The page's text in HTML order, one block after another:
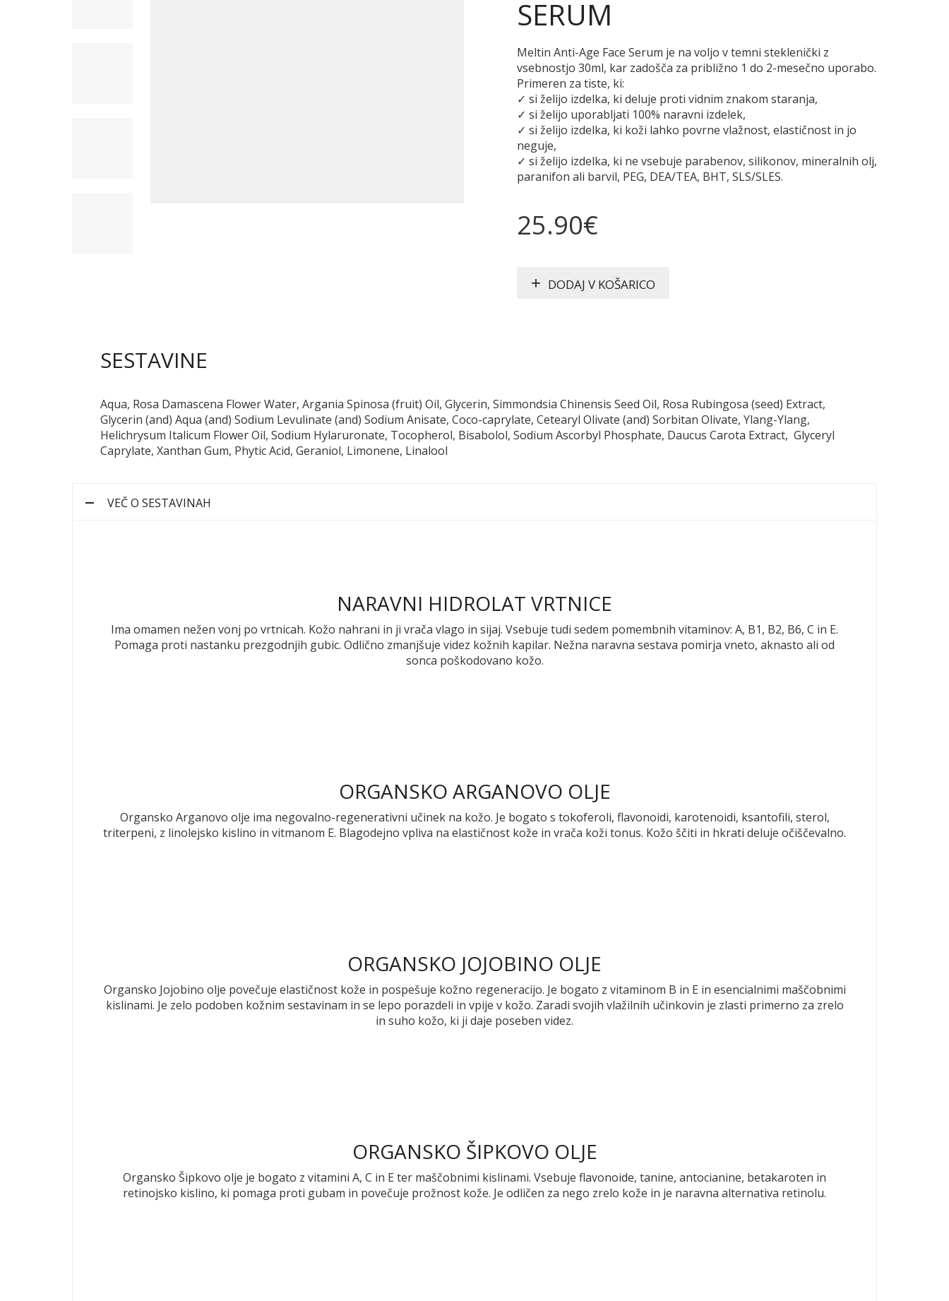
SERUM
Meltin Anti-Age Face Serum je na voljo v temni steklenički z
vsebnostjo 30ml, kar zadošča za približno 1 do 2-mesečno uporabo.
Primeren za tiste, ki:
✓ si želijo izdelka, ki deluje proti vidnim znakom staranja,
✓ si želijo uporabljati 100% naravni izdelek,
✓ si želijo izdelka, ki koži lahko povrne vlažnost, elastičnost in jo
neguje,
✓ si želijo izdelka, ki ne vsebuje parabenov, silikonov, mineralnih olj,
paranifon ali barvil, PEG, DEA/TEA, BHT, SLS/SLES.
25.90€
DODAJ V KOŠARICO
SESTAVINE
Aqua, Rosa Damascena Flower Water, Argania Spinosa (fruit) Oil, Glycerin, Simmondsia Chinensis Seed Oil, Rosa Rubingosa (seed) Extract,
Glycerin (and) Aqua (and) Sodium Levulinate (and) Sodium Anisate, Coco-caprylate, Cetearyl Olivate (and) Sorbitan Olivate, Ylang-Ylang,
Helichrysum Italicum Flower Oil, Sodium Hylaruronate, Tocopherol, Bisabolol, Sodium Ascorbyl Phosphate, Daucus Carota Extract, Glyceryl
Caprylate, Xanthan Gum, Phytic Acid, Geraniol, Limonene, Linalool
VEČ O SESTAVINAH
NARAVNI HIDROLAT VRTNICE
Ima omamen nežen vonj po vrtnicah. Kožo nahrani in ji vrača vlago in sijaj. Vsebuje tudi sedem pomembnih vitaminov: A, B1, B2, B6, C in E.
Pomaga proti nastanku prezgodnjih gubic. Odlično zmanjšuje videz kožnih kapilar. Nežna naravna sestava pomirja vneto, aknasto ali od
sonca poškodovano kožo.
ORGANSKO ARGANOVO OLJE
Organsko Arganovo olje ima negovalno-regenerativni učinek na kožo. Je bogato s tokoferoli, flavonoidi, karotenoidi, ksantofili, sterol,
triterpeni, z linolejsko kislino in vitmanom E. Blagodejno vpliva na elastičnost kože in vrača koži tonus. Kožo ščiti in hkrati deluje očiščevalno.
ORGANSKO JOJOBINO OLJE
Organsko Jojobino olje povečuje elastičnost kože in pospešuje kožno regeneracijo. Je bogato z vitaminom B in E in esencialnimi maščobnimi
kislinami. Je zelo podoben kožnim sestavinam in se lepo porazdeli in vpije v kožo. Zaradi svojih vlažilnih učinkovin je zlasti primerno za zrelo
in suho kožo, ki ji daje poseben videz.
ORGANSKO ŠIPKOVO OLJE
Organsko Šipkovo olje je bogato z vitamini A, C in E ter maščobnimi kislinami. Vsebuje flavonoide, tanine, antocianine, betakaroten in
retinojsko kislino, ki pomaga proti gubam in povečuje prožnost kože. Je odličen za nego zrelo kože in je naravna alternativa retinolu.